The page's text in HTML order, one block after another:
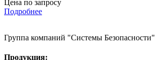
Цена по запросу
Подробнее
Группа компаний "Системы Безопасности"
Продукция: